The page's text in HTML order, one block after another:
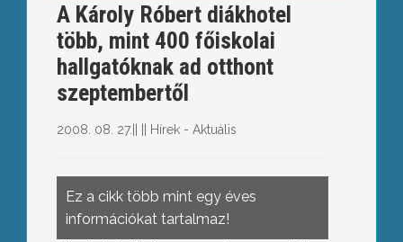
A Károly Róbert diákhotel
több, mint 400 főiskolai
hallgatóknak ad otthont
szeptembertől
2008. 08. 27. Hírek - Aktuális
Ez a cikk több mint egy éves
információkat tartalmaz!